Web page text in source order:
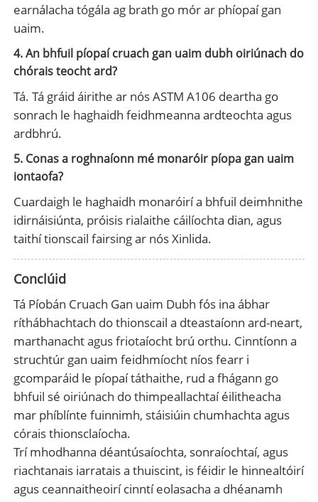
earnálacha tógála ag brath go mór ar phíopaí gan
uaim.
4. An bhfuil píopaí cruach gan uaim dubh oiriúnach do
chórais teocht ard?
Tá. Tá gráid áirithe ar nós ASTM A106 deartha go
sonrach le haghaidh feidhmeanna ardteochta agus
ardbhrú.
5. Conas a roghnaíonn mé monaróir píopa gan uaim
iontaofa?
Cuardaigh le haghaidh monaróirí a bhfuil deimhnithe
idirnáisiúnta, próisis rialaithe cáilíochta dian, agus
taithí tionscail fairsing ar nós Xinlida.
Conclúid
Tá Píobán Cruach Gan uaim Dubh fós ina ábhar
ríthábhachtach do thionscail a dteastaíonn ard-neart,
marthanacht agus friotaíocht brú orthu. Cinntíonn a
struchtúr gan uaim feidhmíocht níos fearr i
gcomparáid le píopaí táthaithe, rud a fhágann go
bhfuil sé oiriúnach do thimpeallachtaí éilitheacha
mar phíblínte fuinnimh, stáisiúin chumhachta agus
córais thionsclaíocha.
Trí mhodhanna déantúsaíochta, sonraíochtaí, agus
riachtanais iarratais a thuiscint, is féidir le hinnealtóirí
agus ceannaitheoirí cinntí eolasacha a dhéanamh